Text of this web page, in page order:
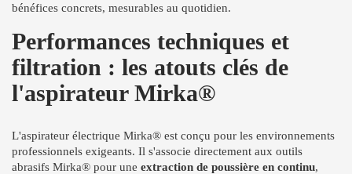
bénéfices concrets, mesurables au quotidien.
Performances techniques et
filtration : les atouts clés de
l'aspirateur Mirka®
L'aspirateur électrique Mirka® est conçu pour les environnements
professionnels exigeants. Il s'associe directement aux outils
abrasifs Mirka® pour une extraction de poussière en continu,